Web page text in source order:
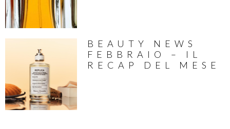
BEAUTY NEWS
FEBBRAIO – IL
RECAP DEL MESE